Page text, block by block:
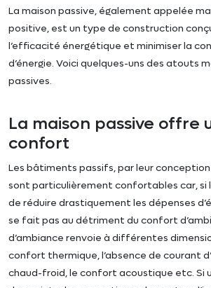
La maison passive, également appelée
positive, est un type de construction
l’efficacité énergétique et minimiser la
d’énergie. Voici quelques-uns des atouts
passives.
La maison passive offre
confort
Les bâtiments passifs, par leur
sont particulièrement confortables car, si
de réduire drastiquement les dépenses
se fait pas au détriment du confort
d’ambiance renvoie à différentes
confort thermique, l’absence de courant
chaud-froid, le confort acoustique etc. Si